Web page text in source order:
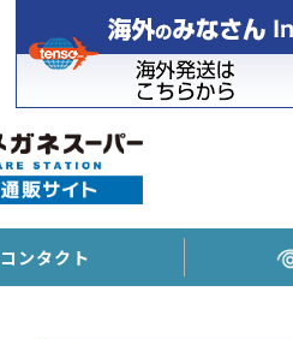
コンタクト